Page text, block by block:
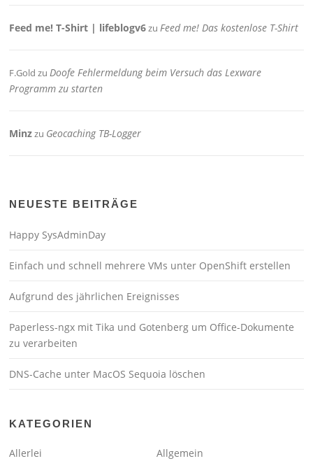
Feed me! T-Shirt | lifeblogv6zuFeed me! Das kostenlose T-Shirt
F.Gold zuDoofe Fehlermeldung beim Versuch das Lexware
Programm zu starten
Minzzu Geocaching TB-Logger
NEUESTE BEITRÄGE
Happy SysAdminDay
Einfach und schnell mehrere VMs unter OpenShift erstellen
Aufgrund des jährlichen Ereignisses
Paperless-ngx mit Tika und Gotenberg um Office-Dokumente
zu verarbeiten
DNS-Cache unter MacOS Sequoia löschen
KATEGORIEN
Allerlei
Allgemein